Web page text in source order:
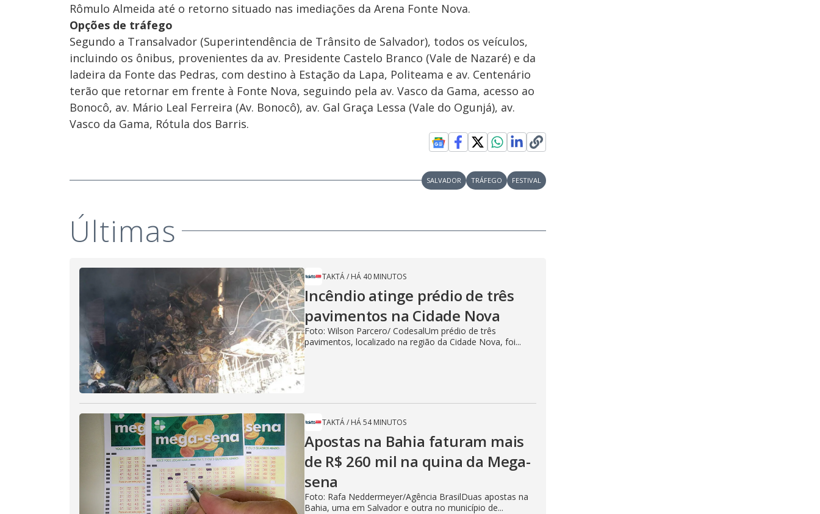
Rômulo Almeida até o retorno situado nas imediações da Arena Fonte Nova.
Opções de tráfego
Segundo a Transalvador (Superintendência de Trânsito de Salvador), todos os veículos,
incluindo os ônibus, provenientes da av. Presidente Castelo Branco (Vale de Nazaré) e da
ladeira da Fonte das Pedras, com destino à Estação da Lapa, Politeama e av. Centenário
terão que retornar em frente à Fonte Nova, seguindo pela av. Vasco da Gama, acesso ao
Bonocô, av. Mário Leal Ferreira (Av. Bonocô), av. Gal Graça Lessa (Vale do Ogunjá), av.
Vasco da Gama, Rótula dos Barris.
SALVADOR TRÁFEGO FESTIVAL
Últimas
TAKTÁ/ HÁ 40 MINUTOS
Incêndio atinge prédio de três
pavimentos na Cidade Nova
Foto: Wilson Parcero/ CodesalUm prédio de três
pavimentos, localizado na região da Cidade Nova, foi...
TAKTÁ/ HÁ 54 MINUTOS
Apostas na Bahia faturam mais
de R$ 260 mil na quina da Mega-
sena
Foto: Rafa Neddermeyer/Agência BrasilDuas apostas na
Bahia, uma em Salvador e outra no município de...